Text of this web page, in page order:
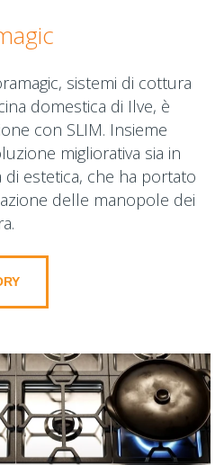
sistemi di cottura
domestica di Ilve, è
con SLIM. Insieme
migliorativa sia in
di estetica, che ha portato
delle manopole dei